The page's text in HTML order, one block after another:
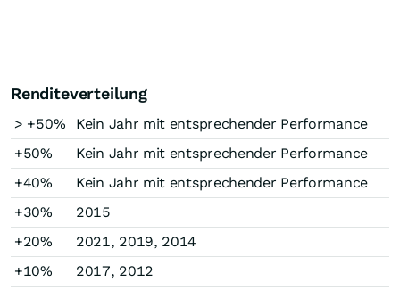
Renditeverteilung
> +50%
Kein Jahr mit entsprechender Performance
+50%
Kein Jahr mit entsprechender Performance
+40%
Kein Jahr mit entsprechender Performance
+30%
2015
+20%
2021, 2019, 2014
+10%
2017, 2012